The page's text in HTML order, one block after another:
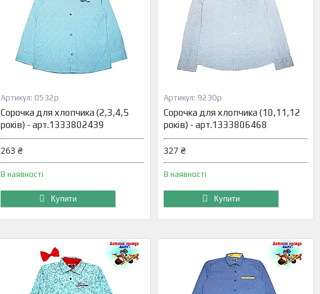
0532р
Сорочка для хлопчика (2,3,4,5
років) - арт.1333802439
263 ₴
В наявності
Купити
9230р
Сорочка для хлопчика (10,11,12
років) - арт.1333806468
327 ₴
В наявності
Купити